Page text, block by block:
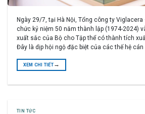
Ngày 29/7, tại Hà Nội, Tổng công ty Viglacera
chức kỷ niệm 50 năm thành lập (1974-2024)
xuất sắc của Bộ cho Tập thể có thành tích
Đây là dịp hội ngộ đặc biệt của các thế hệ cán
XEM CHI TIẾT →
TIN TỨC